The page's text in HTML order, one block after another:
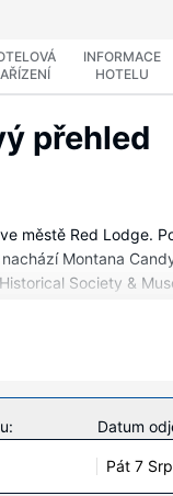
INFORMACE
HOTELU
přehled
městě Red Lodge.
Montana
Society &
1,6 km od Red Lodge
k jejímuž
budete cítit jako doma.
užitečné vybavení a
Datum
Pát 7